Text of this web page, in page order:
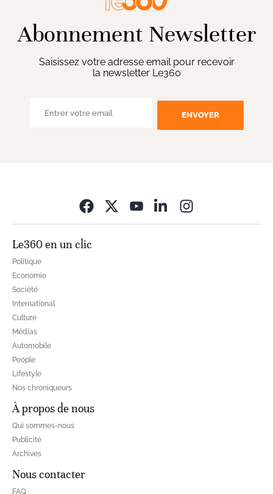
Abonnement Newsletter
Saisissez votre adresse email pour recevoir
la newsletter Le360
ENVOYER
Le360 en un clic
Politique
Economie
Société
International
Culture
Médias
Automobile
People
Lifestyle
Nos chroniqueurs
À propos de nous
Qui sommes-nous
Publicité
Archives
Nous contacter
FAQ